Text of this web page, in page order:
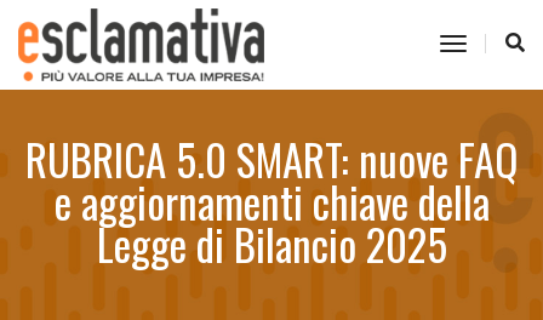
toggle
RUBRICA 5.0 SMART: nuove FAQ
e aggiornamenti chiave della
Legge di Bilancio 2025